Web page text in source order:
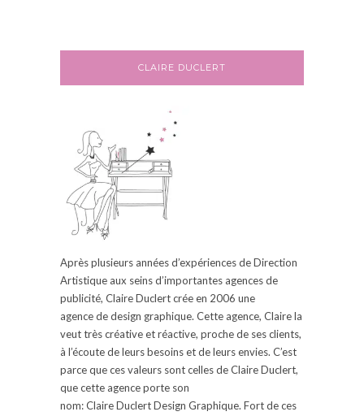
CLAIRE DUCLERT
Après plusieurs années d’expériences de Direction
Artistique aux seins d’importantes agences de
publicité, ClaireDuclertcrée en 2006 une
agencede design graphique. Cette agence, Claire la
veut très créative et réactive, proche de ses clients,
à l’écoute de leurs besoins et de leurs envies. C’est
parce que ces valeurs sont celles de ClaireDuclert,
que cette agence porte son
nom:ClaireDuclertDesign Graphique. Fort de ces